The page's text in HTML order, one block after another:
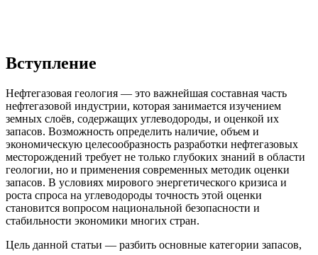
Вступление
Нефтегазовая геология — это важнейшая составная часть
нефтегазовой индустрии, которая занимается изучением
земных слоёв, содержащих углеводороды, и оценкой их
запасов. Возможность определить наличие, объем и
экономическую целесообразность разработки нефтегазовых
месторождений требует не только глубоких знаний в области
геологии, но и применения современных методик оценки
запасов. В условиях мирового энергетического кризиса и
роста спроса на углеводороды точность этой оценки
становится вопросом национальной безопасности и
стабильности экономики многих стран.
Цель данной статьи — разбить основные категории запасов,